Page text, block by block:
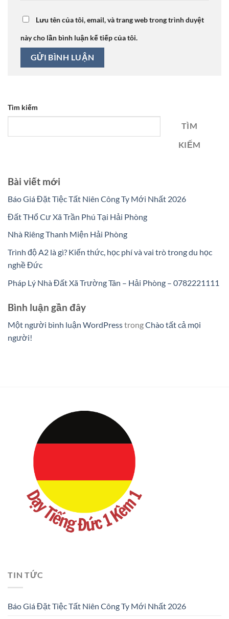
Lưu tên của tôi, email, và trang web trong trình duyệt
này cho lần bình luận kế tiếp của tôi.
Tìm kiếm
TÌM
KIẾM
Bài viết mới
Báo Giá Đặt Tiệc Tất Niên Công Ty Mới Nhất 2026
Đất THổ Cư Xã Trần Phú Tại Hải Phòng
Nhà Riêng Thanh Miện Hải Phòng
Trình độ A2 là gì? Kiến thức, học phí và vai trò trong du học
nghề Đức
Pháp Lý Nhà Đất Xã Trường Tân – Hải Phòng – 0782221111
Bình luận gần đây
Một người bình luận WordPresstrongChào tất cả mọi
người!
TIN TỨC
Báo Giá Đặt Tiệc Tất Niên Công Ty Mới Nhất 2026